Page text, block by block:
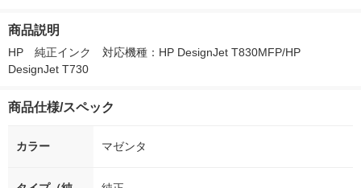
商品説明
HP　純正インク　対応機種：HP DesignJet T830MFP/HP
DesignJet T730
商品仕様/スペック
カラー マゼンタ